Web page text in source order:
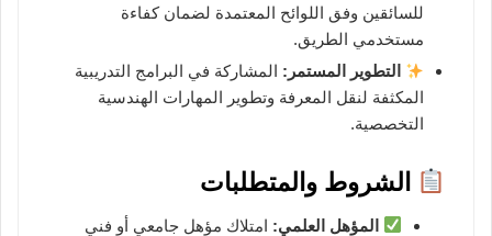
للسائقين وفق اللوائح المعتمدة لضمان كفاءة
مستخدمي الطريق.
التطوير المستمر: المشاركة في البرامج التدريبية
المكثفة لنقل المعرفة وتطوير المهارات الهندسية
التخصصية.
الشروط والمتطلبات
المؤهل العلمي: امتلاك مؤهل جامعي أو فني